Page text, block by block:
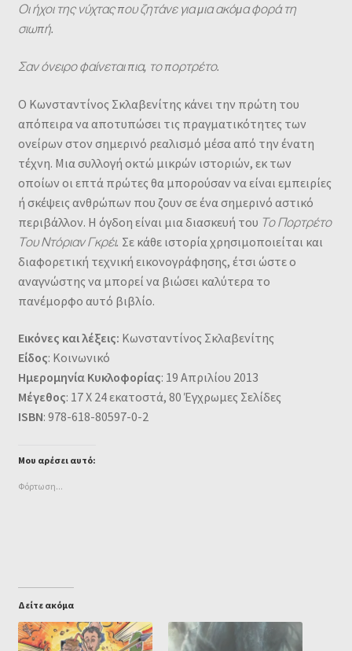
Οι ήχοι της νύχτας που ζητάνε για μια ακόμα φορά τη
σιωπή.
Σαν όνειρο φαίνεται πια, το πορτρέτο.
Ο Κωνσταντίνος Σκλαβενίτης κάνει την πρώτη του
απόπειρα να αποτυπώσει τις πραγματικότητες των
ονείρων στον σημερινό ρεαλισμό μέσα από την ένατη
τέχνη. Μια συλλογή οκτώ μικρών ιστοριών, εκ των
οποίων οι επτά πρώτες θα μπορούσαν να είναι εμπειρίες
ή σκέψεις ανθρώπων που ζουν σε ένα σημερινό αστικό
περιβάλλον. Η όγδοη είναι μια διασκευή του Το Πορτρέτο
Του Ντόριαν Γκρέι. Σε κάθε ιστορία χρησιμοποιείται και
διαφορετική τεχνική εικονογράφησης, έτσι ώστε ο
αναγνώστης να μπορεί να βιώσει καλύτερα το
πανέμορφο αυτό βιβλίο.
Εικόνες και λέξεις: Κωνσταντίνος Σκλαβενίτης
Είδος: Κοινωνικό
Ημερομηνία Κυκλοφορίας: 19 Απριλίου 2013
Μέγεθος: 17 Χ 24 εκατοστά, 80 Έγχρωμες Σελίδες
ISBN: 978-618-80597-0-2
Μου αρέσει αυτό:
Φόρτωση...
Δείτε ακόμα